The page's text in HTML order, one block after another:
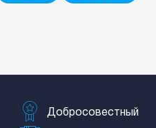
Добросовестный